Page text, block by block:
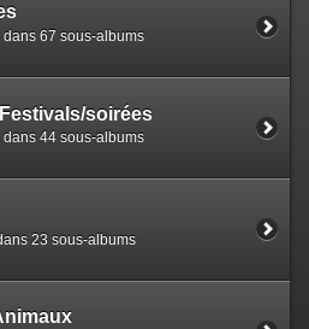
67 sous-albums
soirées
44 sous-albums
23 sous-albums